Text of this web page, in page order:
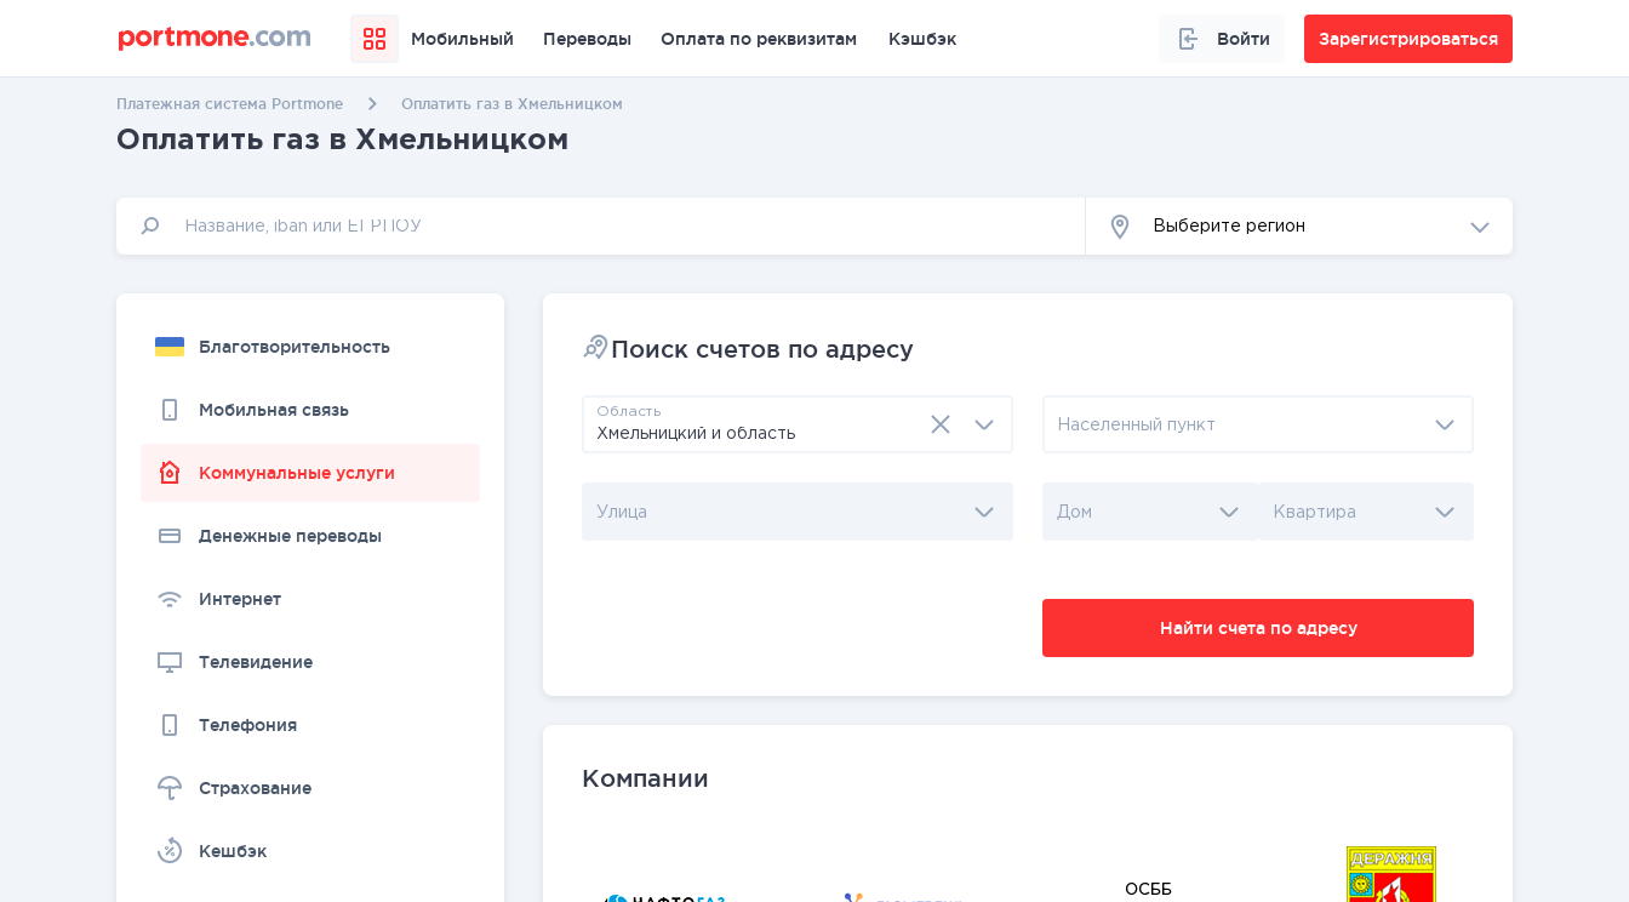
Мобильный Переводы Оплата по реквизитам Кэшбэк Войти Зарегистрироваться
Платежная система Portmone Оплатить газ в Хмельницком
Оплатить газ в Хмельницком
Выберите регион
Благотворительность
Мобильная связь
Коммунальные услуги
Денежные переводы
Интернет
Телевидение
Телефония
Страхование
Kешбэк
Поиск счетов по адресу
Область
Населенный пункт
Улица Дом Квартира
Найти счета по адресу
Компании